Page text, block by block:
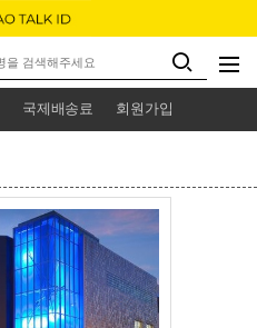
국제배송료 회원가입